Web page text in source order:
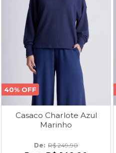
40% OFF
Casaco Charlote Azul
Marinho
De: R$ 249,90